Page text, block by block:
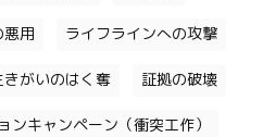
用 ライフラインへの攻撃
きがいのはく奪 証拠の破壊
ンキャンペーン（衝突工作）